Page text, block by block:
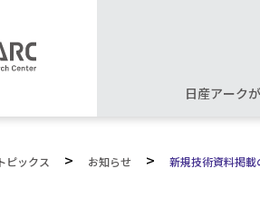
日産アーク
トピックス > お知らせ > 新規技術資料掲